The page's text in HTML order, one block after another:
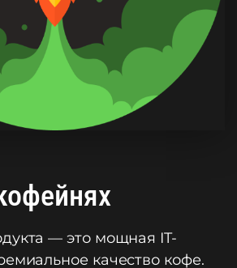
— это мощная IT-
качество кофе.